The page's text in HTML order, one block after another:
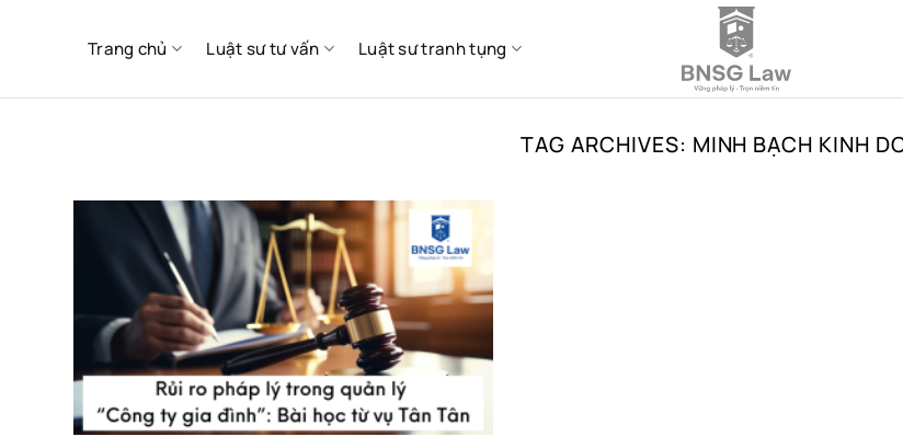
Trang chủ Luật sư tư vấn Luật sư tranh tụng
TAG ARCHIVES: MINH BẠCH KINH